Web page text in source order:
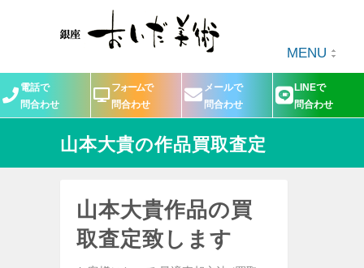
MENU
電話で
問合わせ
フォームで
問合わせ
メールで
問合わせ
LINEで
問合わせ
山本大貴の作品買取査定
山本大貴作品の買
取査定致します